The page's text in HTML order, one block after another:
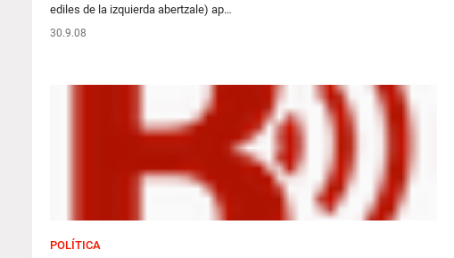
ediles de la izquierda abertzale) ap…
30.9.08
POLÍTICA